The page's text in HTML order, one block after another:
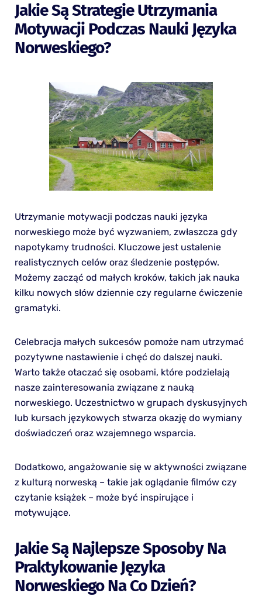
Jakie Są Strategie Utrzymania
Motywacji Podczas Nauki Języka
Norweskiego?
Utrzymanie motywacji podczas nauki języka
norweskiego może być wyzwaniem, zwłaszcza gdy
napotykamy trudności. Kluczowe jest ustalenie
realistycznych celów oraz śledzenie postępów.
Możemy zacząć od małych kroków, takich jak nauka
kilku nowych słów dziennie czy regularne ćwiczenie
gramatyki.
Celebracja małych sukcesów pomoże nam utrzymać
pozytywne nastawienie i chęć do dalszej nauki.
Warto także otaczać się osobami, które podzielają
nasze zainteresowania związane z nauką
norweskiego. Uczestnictwo w grupach dyskusyjnych
lub kursach językowych stwarza okazję do wymiany
doświadczeń oraz wzajemnego wsparcia.
Dodatkowo, angażowanie się w aktywności związane
z kulturą norweską – takie jak oglądanie filmów czy
czytanie książek – może być inspirujące i
motywujące.
Jakie Są Najlepsze Sposoby Na
Praktykowanie Języka
Norweskiego Na Co Dzień?